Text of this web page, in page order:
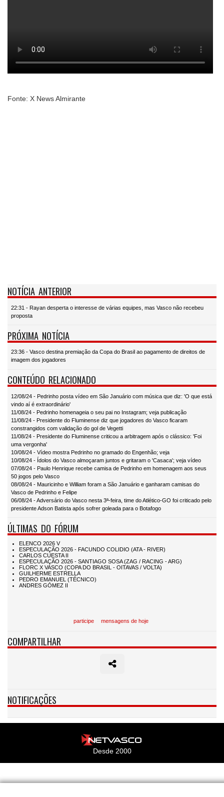
Fonte: X News Almirante
NOTÍCIA ANTERIOR
22:31 - Rayan desperta o interesse de várias equipes, mas Vasco não recebeu
proposta
PRÓXIMA NOTÍCIA
23:36 - Vasco destina premiação da Copa do Brasil ao pagamento de direitos de
imagem dos jogadores
CONTEÚDO RELACIONADO
12/08/24 - Pedrinho posta vídeo em São Januário com música que diz: 'O que está
vindo aí é extraordinário'
11/08/24 - Pedrinho homenageia o seu pai no Instagram; veja publicação
11/08/24 - Presidente do Fluminense diz que jogadores do Vasco ficaram
constrangidos com validação do gol de Vegetti
11/08/24 - Presidente do Fluminense criticou a arbitragem após o clássico: 'Foi
uma vergonha'
10/08/24 - Vídeo mostra Pedrinho no gramado do Engenhão; veja
10/08/24 - Ídolos do Vasco almoçaram juntos e gritaram o 'Casaca'; veja vídeo
07/08/24 - Paulo Henrique recebe camisa de Pedrinho em homenagem aos seus
50 jogos pelo Vasco
08/08/24 - Mauricinho e William foram a São Januário e ganharam camisas do
Vasco de Pedrinho e Felipe
06/08/24 - Adversário do Vasco nesta 3ª-feira, time do Atlético-GO foi criticado pelo
presidente Adson Batista após sofrer goleada para o Botafogo
ÚLTIMAS DO FÓRUM
participe mensagens de hoje
COMPARTILHAR
NOTIFICAÇÕES
Desde 2000